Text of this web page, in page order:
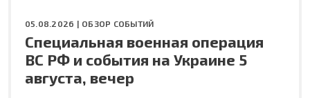
05.08.2026 | ОБЗОР СОБЫТИЙ
Специальная военная операция
ВС РФ и события на Украине 5
августа, вечер